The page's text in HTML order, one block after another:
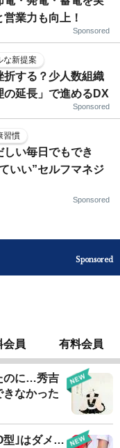
業力も向上！
Sponsored
な新提案
する？少人数組織
の延長」で進めるDX
Sponsored
習慣
い毎日でもでき
いい”セルフマネジ
Sponsored
Sponsored
会員 有料会員
のに…秀吉
きなかった
型｣はダメ…